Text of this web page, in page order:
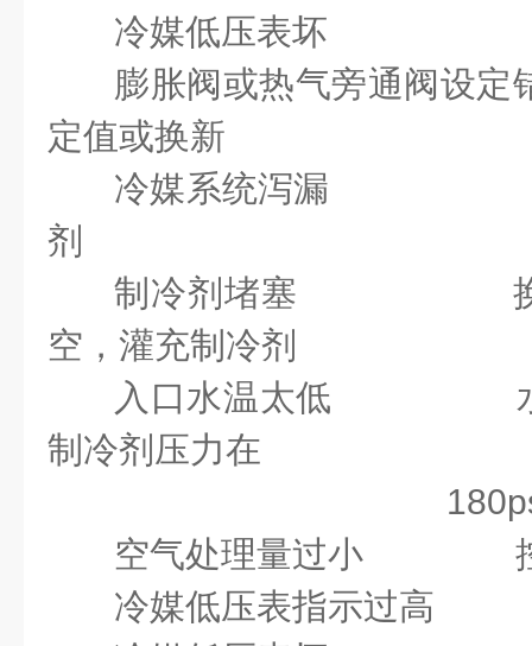
冷媒低压表坏
膨胀阀或热气旁通阀设
定值或换新
冷媒系统泻漏 补
剂
制冷剂堵塞 换干
空，灌充制冷剂
入口水温太低 水量
制冷剂压力在
空气处理量过小 控
冷媒低压表指示过高